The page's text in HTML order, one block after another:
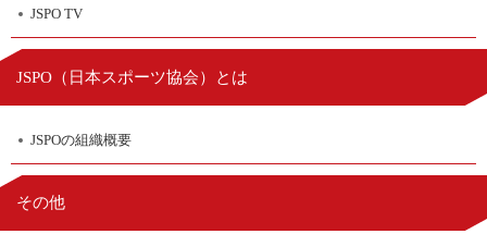
JSPO TV
JSPO（ 日本スポーツ協会）とは
JSPOの組織概要
その他